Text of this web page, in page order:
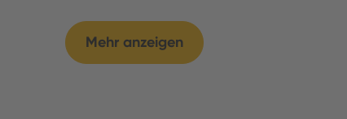
Mehr anzeigen